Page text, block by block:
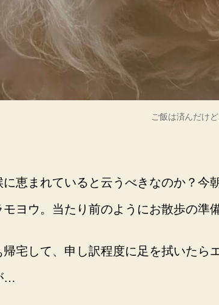
ご飯は済んだけ
に恵まれていると云うべきなのか？今
モヨウ。当たり前のようにお散歩の準
帰宅して、申し訳程度に足を拭いた
…